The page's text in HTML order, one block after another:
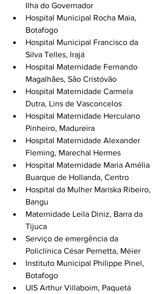
Ilha do Governador
Hospital Municipal Rocha Maia,
Botafogo
Hospital Municipal Francisco da
Silva Telles, Irajá
Hospital Maternidade Fernando
Magalhães, São Cristóvão
Hospital Maternidade Carmela
Dutra, Lins de Vasconcelos
Hospital Maternidade Herculano
Pinheiro, Madureira
Hospital Maternidade Alexander
Fleming, Marechal Hermes
Hospital Maternidade Maria Amélia
Buarque de Hollanda, Centro
Hospital da Mulher Mariska Ribeiro,
Bangu
Maternidade Leila Diniz, Barra da
Tijuca
Serviço de emergência da
Policlínica César Pernetta, Méier
Instituto Municipal Philippe Pinel,
Botafogo
UIS Arthur Villaboim, Paquetá